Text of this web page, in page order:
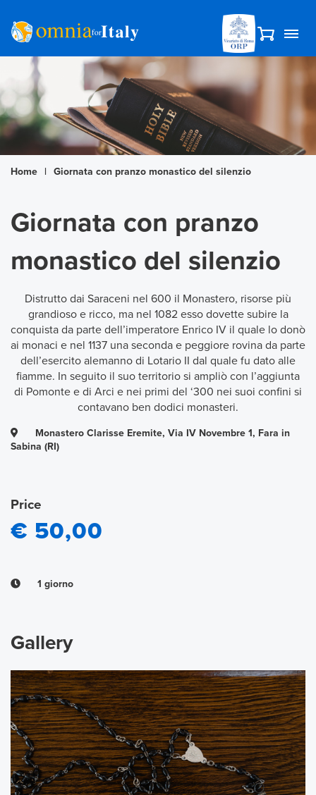
Home | Giornata con pranzo monastico del silenzio
Giornata con pranzo
monastico del silenzio
Distrutto dai Saraceni nel 600 il Monastero, risorse più
grandioso e ricco, ma nel 1082 esso dovette subire la
conquista da parte dell’imperatore Enrico IV il quale lo donò
ai monaci e nel 1137 una seconda e peggiore rovina da parte
dell’esercito alemanno di Lotario II dal quale fu dato alle
fiamme. In seguito il suo territorio si ampliò con l’aggiunta
di Pomonte e di Arci e nei primi del ‘300 nei suoi confini si
contavano ben dodici monasteri.
Monastero Clarisse Eremite, Via IV Novembre 1, Fara in
Sabina (RI)
Price
€ 50,00
1 giorno
Gallery